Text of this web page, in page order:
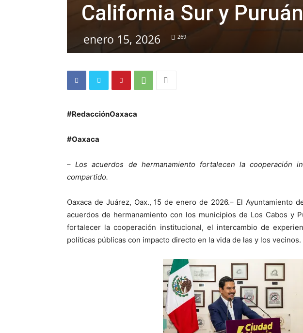
California Sur y
enero 15, 2026 269
#RedacciónOaxaca
#Oaxaca
–Los acuerdos de hermanamiento fortalecen la cooperación
compartido.
Oaxaca de Juárez, Oax., 15 de enero de 2026.– El Ayuntamiento
acuerdos de hermanamiento con los municipios de Los Cabos y
fortalecer la cooperación institucional, el intercambio de
políticas públicas con impacto directo en la vida de las y los vecinos.